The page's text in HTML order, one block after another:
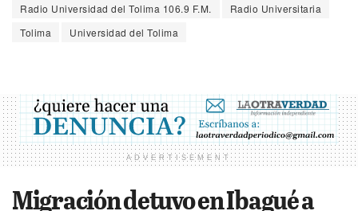
Radio Universidad del Tolima 106.9 F.M.
Radio Universitaria
Tolima
Universidad del Tolima
ADVERTISEMENT
Migración detuvo en Ibagué a